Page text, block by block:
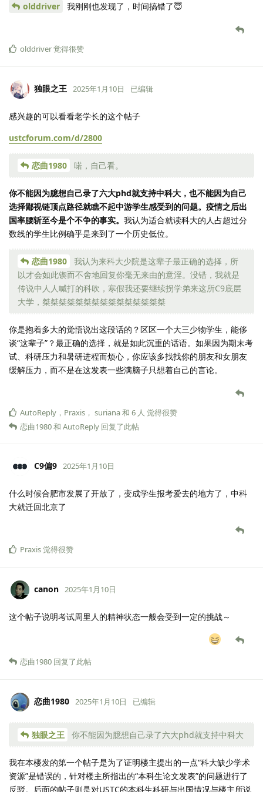
olddriver 我刚刚也发现了，时间搞错了😇
olddriver觉得很赞
独眼之王 2025年1月10日 已编辑
感兴趣的可以看看老学长的这个帖子
ustcforum.com/d/2800
恋曲1980 喏，自己看。
你不能因为臆想自己录了六大phd就支持中科大，也不能因为自己
选择鄙视链顶点路径就瞧不起中游学生感受到的问题。疫情之后出
国率腰斩至今是个不争的事实。 我认为适合就读科大的人占超过分
数线的学生比例确乎是来到了一个历史低位。
恋曲1980
我认为来科大少院是这辈子最正确的选择，所
以才会如此锲而不舍地回复你毫无来由的意淫。没错，我就是
传说中人人喊打的科吹，寒假我还要继续拐学弟来这所C9底层
大学，桀桀桀桀桀桀桀桀桀桀桀桀桀桀桀
你是抱着多大的觉悟说出这段话的？区区一个大三少物学生，能侈
谈“这辈子”？最正确的选择，就是如此沉重的话语。如果因为期末考
试、科研压力和暑研进程而烦心，你应该多找找你的朋友和女朋友
缓解压力，而不是在这发表一些满脑子只想着自己的言论。
AutoReply ， Praxis ， suriana和 6 人 觉得很赞
恋曲1980和 AutoReply 回复了此帖
C9偏9 2025年1月10日
什么时候合肥市发展了开放了，变成学生报考爱去的地方了，中科
大就迁回北京了
Praxis觉得很赞
canon 2025年1月10日
这个帖子说明考试周里人的精神状态一般会受到一定的挑战～
恋曲1980 回复了此帖
恋曲1980 2025年1月10日 已编辑
独眼之王 你不能因为臆想自己录了六大phd就支持中科大
我在本楼发的第一个帖子是为了证明楼主提出的一点“科大缺少学术
资源”是错误的，针对楼主所指出的“本科生论文发表”的问题进行了
反驳。后面的帖子则是对USTC的本科生科研与出国情况与楼主所说